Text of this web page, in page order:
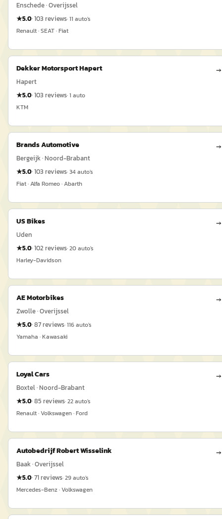
Enschede · Overijssel
★5.0·103 reviews·11 auto's
Renault · SEAT · Fiat
Dekker Motorsport Hapert →
Hapert
★5.0·103 reviews·1 auto
KTM
Brands Automotive →
Bergeijk · Noord-Brabant
★5.0·103 reviews·34auto's
Fiat · Alfa Romeo · Abarth
US Bikes →
Uden
★5.0·102 reviews·20auto's
Harley-Davidson
AE Motorbikes →
Zwolle · Overijssel
★5.0·87reviews·116auto's
Yamaha · Kawasaki
Loyal Cars →
Boxtel · Noord-Brabant
★5.0·85 reviews·22auto's
Renault · Volkswagen · Ford
Autobedrijf Robert Wisselink →
Baak · Overijssel
★5.0·71reviews·29auto's
Mercedes-Benz · Volkswagen